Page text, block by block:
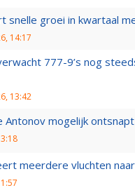
snelle groei in kwartaal
14:17
777-9’s nog
13:42
Antonov mogelijk
meerdere vluchten